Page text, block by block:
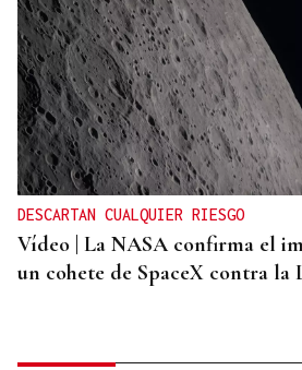
DESCARTAN CUALQUIER RIESGO
Vídeo | La NASA confirma el
un cohete de SpaceX contra la